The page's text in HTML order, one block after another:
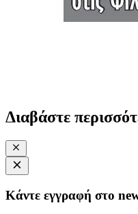
Διαβάστε
Κάντε εγγραφή στο